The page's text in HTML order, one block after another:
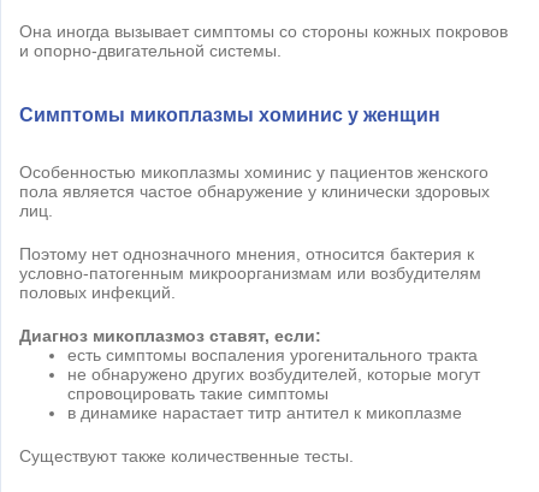
Она иногда вызывает симптомы со стороны кожных покровов
и опорно-двигательной системы.
Симптомы микоплазмы хоминис у женщин
Особенностью микоплазмы хоминис у пациентов женского
пола является частое обнаружение у клинически здоровых
лиц.
Поэтому нет однозначного мнения, относится бактерия к
условно-патогенным микроорганизмам или возбудителям
половых инфекций.
Диагноз микоплазмоз ставят, если:
есть симптомы воспаления урогенитального тракта
не обнаружено других возбудителей, которые могут
спровоцировать такие симптомы
в динамике нарастает титр антител к микоплазме
Существуют также количественные тесты.